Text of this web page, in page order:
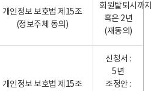
개인정보 보호법 제15조
(정보주체 동의)
회원탈퇴시까
혹은 2년
(재동의)
개인정보 보호법 제15조
신청서 :
5년
조정안 :